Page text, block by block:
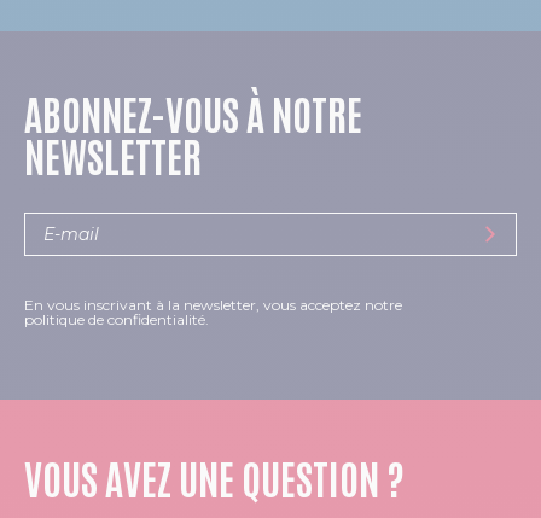
ABONNEZ-VOUS À NOTRE
NEWSLETTER
En vous inscrivant à la newsletter, vous acceptez notre
politique de confidentialité.
VOUS AVEZ UNE QUESTION ?